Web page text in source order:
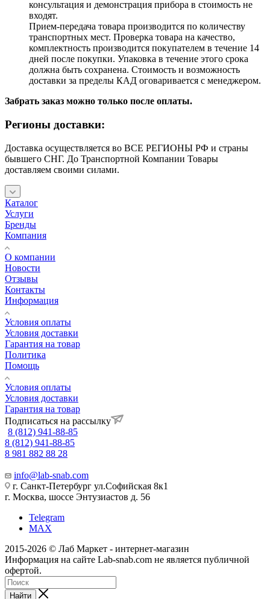
консультация и демонстрация прибора в стоимость не
входят.
Прием-передача товара производится по количеству
транспортных мест. Проверка товара на качество,
комплектность производится покупателем в течение 14
дней после покупки. Упаковка в течение этого срока
должна быть сохранена. Стоимость и возможность
доставки за пределы КАД оговаривается с менеджером.
Забрать заказ можно только после оплаты.
Регионы доставки:
Доставка осуществляется во ВСЕ РЕГИОНЫ РФ и страны
бывшего СНГ. До Транспортной Компании Товары
доставляем своими силами.
Каталог
Услуги
Бренды
Компания
О компании
Новости
Отзывы
Контакты
Информация
Условия оплаты
Условия доставки
Гарантия на товар
Политика
Помощь
Условия оплаты
Условия доставки
Гарантия на товар
Подписаться на рассылку
8 (812) 941-88-85
8 (812) 941-88-85
8 981 882 88 28
info@lab-snab.com
г. Санкт-Петербург ул.Софийская 8к1
г. Москва, шоссе Энтузиастов д. 56
Telegram
MAX
2015-2026 © Лаб Маркет - интернет-магазин
Информация на сайте Lab-snab.com не является публичной
офертой.
Найти